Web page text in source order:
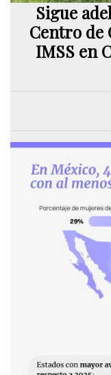
Sigue
Centro de
IMSS en